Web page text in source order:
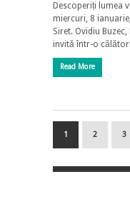
Descoperiți lumea
miercuri, 8
Siret. Ovidiu
invită într-o
Read More
1 2 3